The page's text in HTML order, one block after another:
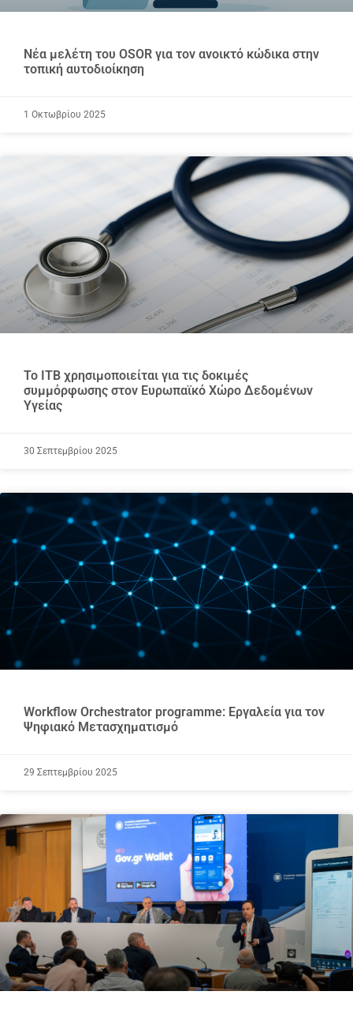
Νέα μελέτη του OSOR για τον ανοικτό κώδικα στην
τοπική αυτοδιοίκηση
1 Οκτωβρίου 2025
Το ITB χρησιμοποιείται για τις δοκιμές
συμμόρφωσης στον Ευρωπαϊκό Χώρο Δεδομένων
Υγείας
30 Σεπτεμβρίου 2025
Workflow Orchestrator programme: Εργαλεία για τον
Ψηφιακό Μετασχηματισμό
29 Σεπτεμβρίου 2025